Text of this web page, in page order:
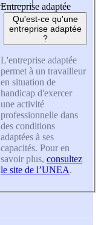
Entreprise adaptée
Qu'est-ce qu'une
entreprise adaptée
?
L'entreprise adaptée
permet à un travailleur
en situation de
handicap d'exercer
une activité
professionnelle dans
des conditions
adaptées à ses
capacités. Pour en
savoir plus, consultez
le site de l’UNEA.